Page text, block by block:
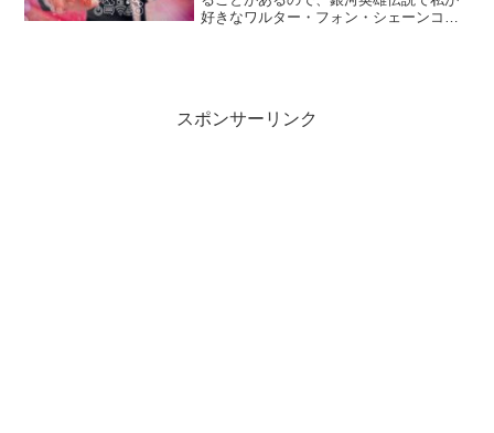
好きなワルター・フォン・シェーンコッ
スポンサーリンク